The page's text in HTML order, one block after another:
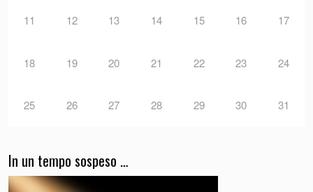
11 12 13 14 15 16 17
18 19 20 21 22 23 24
25 26 27 28 29 30 31
In un tempo sospeso …